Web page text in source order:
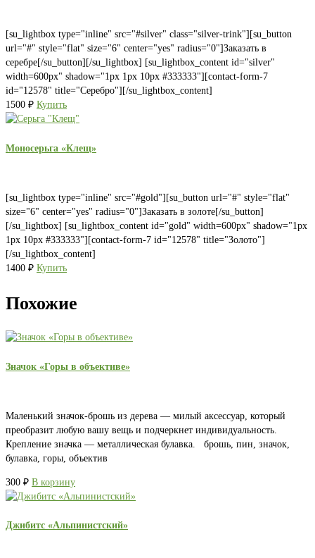
[su_lightbox type="inline" src="#silver" class="silver-trink"][su_button
url="#" style="flat" size="6" center="yes" radius="0"]Заказать в
серебре[/su_button][/su_lightbox] [su_lightbox_content id="silver"
width=600px" shadow="1px 1px 10px #333333"][contact-form-7
id="12578" title="Серебро"][/su_lightbox_content]
1500 ₽ Купить
Моносерьга «Клещ»
[su_lightbox type="inline" src="#gold"][su_button url="#" style="flat"
size="6" center="yes" radius="0"]Заказать в золоте[/su_button]
[/su_lightbox] [su_lightbox_content id="gold" width=600px" shadow="1px
1px 10px #333333"][contact-form-7 id="12578" title="Золото"]
[/su_lightbox_content]
1400 ₽ Купить
Похожие
Значок «Горы в объективе»
Маленький значок-брошь из дерева — милый аксессуар, который
преобразит любую вашу вещь и подчеркнет индивидуальность.
Крепление значка — металлическая булавка. брошь, пин, значок,
булавка, горы, объектив
300 ₽ В корзину
Джибитс «Альпинистский»